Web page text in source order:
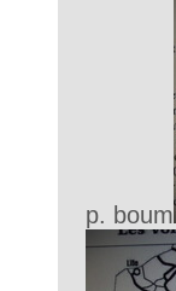
p. boum